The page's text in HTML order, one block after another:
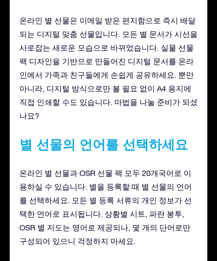
온라인 별 선물은 이메일 받은 편지함으로 즉시 배달
되는 디지털 맞춤 선물입니다. 모든 별 문서가 시선을
사로잡는 새로운 모습으로 바뀌었습니다. 실물 선물
팩 디자인을 기반으로 만들어진 디지털 문서를 온라
인에서 가족과 친구들에게 손쉽게 공유하세요. 뿐만
아니라, 디지털 방식으로만 볼 필요 없이 A4 용지에
직접 인쇄할 수도 있습니다. 마법을 나눌 준비가 되셨
나요?
별 선물의 언어를 선택하세요
온라인 별 선물과 OSR 선물 팩 모두 20개국어로 이
용하실 수 있습니다. 별을 등록할 때 별 선물의 언어
를 선택하세요. 모든 별 등록 서류의 개인 정보가 선
택한 언어로 표시됩니다. 상황별 시트, 파란 봉투,
OSR 별 지도는 영어로 제공되나, 몇 개의 단어로만
구성되어 있으니 걱정하지 마세요.